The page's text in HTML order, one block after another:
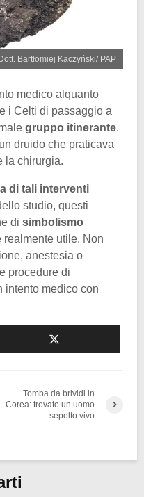
Bartłomiej Kaczyński/ PAP
medico alquanto
i Celti di passaggio a
gruppo itinerante.
druido che praticava
la chirurgia.
di tali interventi
studio, questi
di simbolismo
utile. Non
anestesia o
procedure di
intento medico con
Tomba da brividi in
Corea: trovato un uomo
sepolto vivo